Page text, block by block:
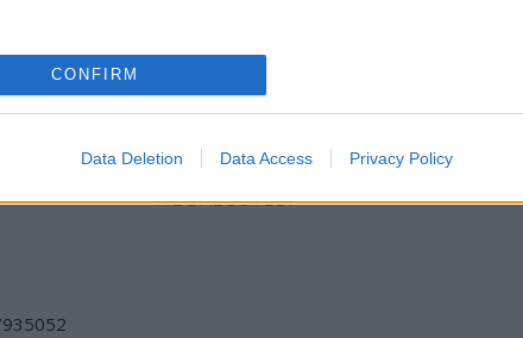
allow Google to enable storage related to personalization.
allow Google to enable storage related to security, including
CONFIRM
Data Deletion Data Access Privacy Policy
ELSTARTOLT A
VÖLGYE
„AZ EMBERT
TETTE…” –
A DOMBOS FEST
ETNOFON AZ I.